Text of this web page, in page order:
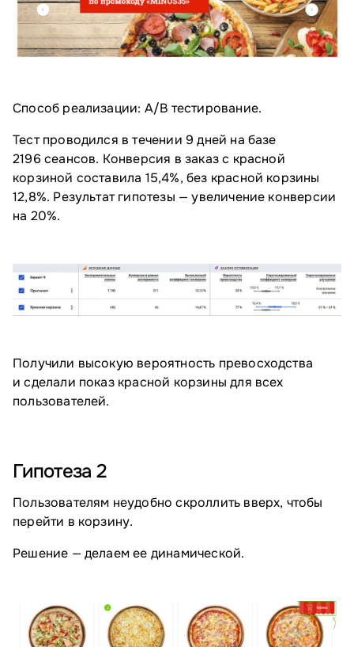
Способ реализации: А/⁠B тестирование.
Тест проводился в течении 9 дней на базе
2196 сеансов. Конверсия в заказ с красной
корзиной составила 15,4%, без красной корзины
12,8%. Результат гипотезы — увеличение конверсии
на 20%.
Получили высокую вероятность превосходства
и сделали показ красной корзины для всех
пользователей.
Гипотеза 2
Пользователям неудобно скроллить вверх, чтобы
перейти в корзину.
Решение — делаем ее динамической.